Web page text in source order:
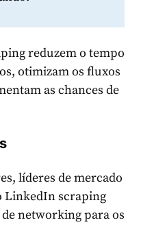
reduzem o tempo
otimizam os fluxos
as chances de
líderes de mercado
LinkedIn scraping
networking para os